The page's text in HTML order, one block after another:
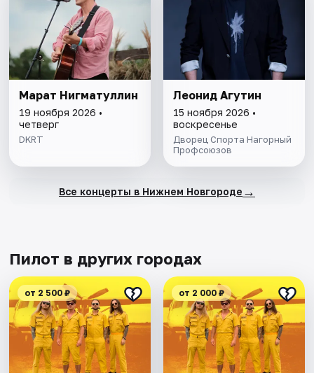
Марат Нигматуллин
19 ноября 2026 •
четверг
DKRT
Леонид Агутин
15 ноября 2026 •
воскресенье
Дворец Спорта Нагорный
Профсоюзов
Все концерты в Нижнем Новгороде →
Пилот в других городах
от 2 500 ₽ от 2 000 ₽